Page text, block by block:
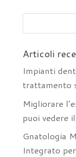
Articoli
Impianti
trattamento
Migliorare
puoi vedere
Gnatologia
Integrato